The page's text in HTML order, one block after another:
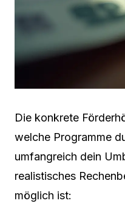
Die konkrete
welche Programme
umfangreich dein
realistisches
möglich ist: